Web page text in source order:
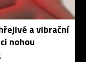
a vibrační
nohou